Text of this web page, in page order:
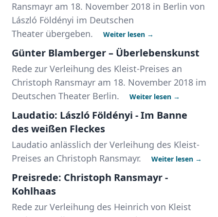
Ransmayr am 18. November 2018 in Berlin von
László Földényi im Deutschen
Theater übergeben.
Weiter lesen →
Günter Blamberger – Überlebenskunst
Rede zur Verleihung des Kleist-Preises an
Christoph Ransmayr am 18. November 2018 im
Deutschen Theater Berlin.
Weiter lesen →
Laudatio: László Földényi - Im Banne
des weißen Fleckes
Laudatio anlässlich der Verleihung des Kleist-
Preises an Christoph Ransmayr.
Weiter lesen →
Preisrede: Christoph Ransmayr -
Kohlhaas
Rede zur Verleihung des Heinrich von Kleist